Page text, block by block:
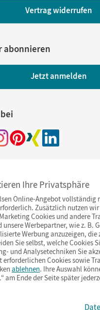
Vertrag widerrufen
abonnieren
Jetzt anmelden
bei uns
Versand
Ihre Privatsphäre
Online-Angebot vollständig
Zusätzlich nutzen
Cookies und andere
unsere Werbepartner, wie z. B.
Werbung anzuzeigen, die
Sie selbst, welche Cookies
und Analysetechniken Sie
Cookies sowie
ablehnen. Ihre Auswahl
am Ende der Seite später